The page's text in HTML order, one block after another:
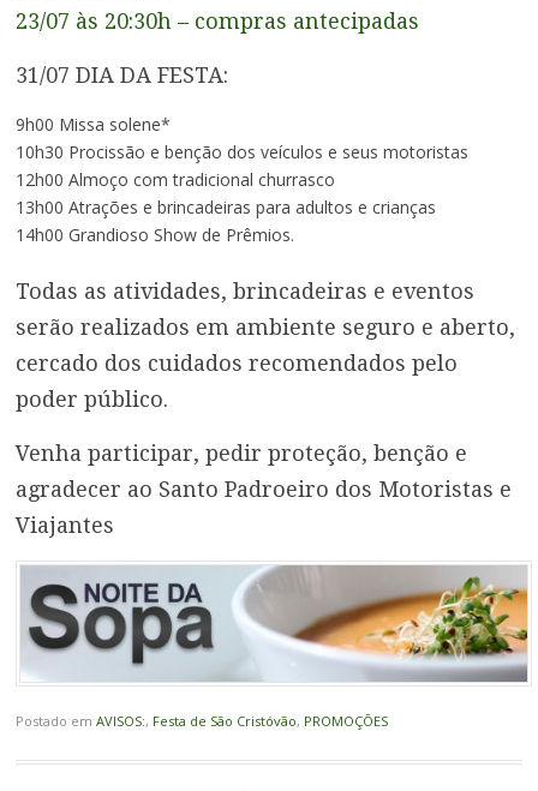
23/07 às 20:30h – compras antecipadas
31/07 DIA DA FESTA:
9h00 Missa solene*
10h30 Procissão e benção dos veículos e seus motoristas
12h00 Almoço com tradicional churrasco
13h00 Atrações e brincadeiras para adultos e crianças
14h00 Grandioso Show de Prêmios.
Todas as atividades, brincadeiras e eventos
serão realizados em ambiente seguro e aberto,
cercado dos cuidados recomendados pelo
poder público.
Venha participar, pedir proteção, benção e
agradecer ao Santo Padroeiro dos Motoristas e
Viajantes
Postado em AVISOS:, Festa de São Cristóvão, PROMOÇÕES